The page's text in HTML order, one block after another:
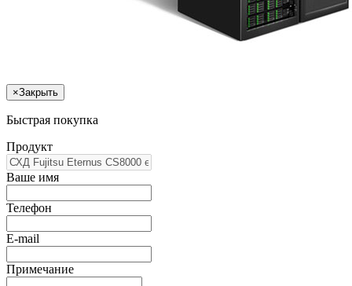
×Закрыть
Быстрая покупка
Продукт
Ваше имя
Телефон
E-mail
Примечание